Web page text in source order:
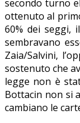
secondo turno
ottenuto al
60% dei seggi,
sembravano
Zaia/Salvini,
sostenuto che
legge non è
Bottacin non si
cambiano le